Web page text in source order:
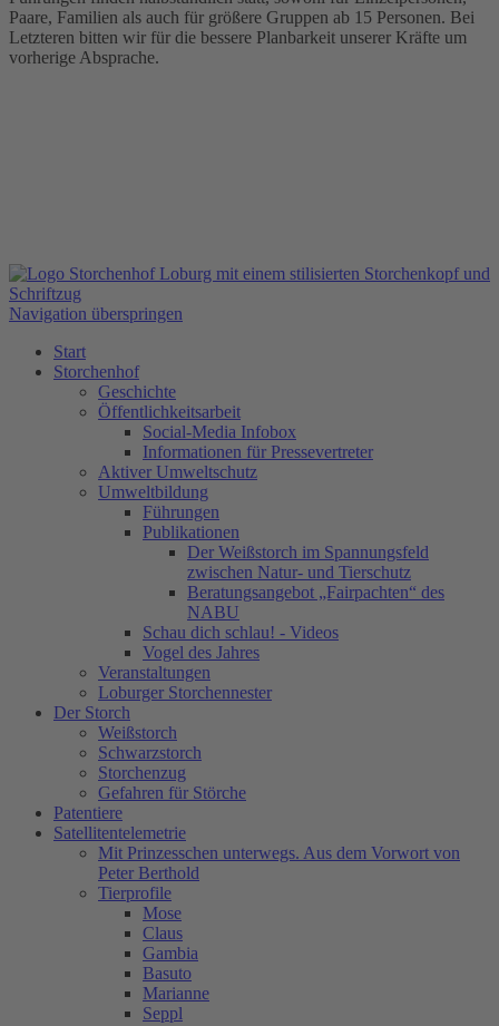
Paare, Familien als auch für größere Gruppen ab 15 Personen. Bei
Letzteren bitten wir für die bessere Planbarkeit unserer Kräfte um
vorherige Absprache.
Navigation überspringen
Start
Storchenhof
Geschichte
Öffentlichkeitsarbeit
Social-Media Infobox
Informationen für Pressevertreter
Aktiver Umweltschutz
Umweltbildung
Führungen
Publikationen
Der Weißstorch im Spannungsfeld
zwischen Natur- und Tierschutz
Beratungsangebot „Fairpachten“ des
NABU
Schau dich schlau! - Videos
Vogel des Jahres
Veranstaltungen
Loburger Storchennester
Der Storch
Weißstorch
Schwarzstorch
Storchenzug
Gefahren für Störche
Patentiere
Satellitentelemetrie
Mit Prinzesschen unterwegs. Aus dem Vorwort von
Peter Berthold
Tierprofile
Mose
Claus
Gambia
Basuto
Marianne
Seppl